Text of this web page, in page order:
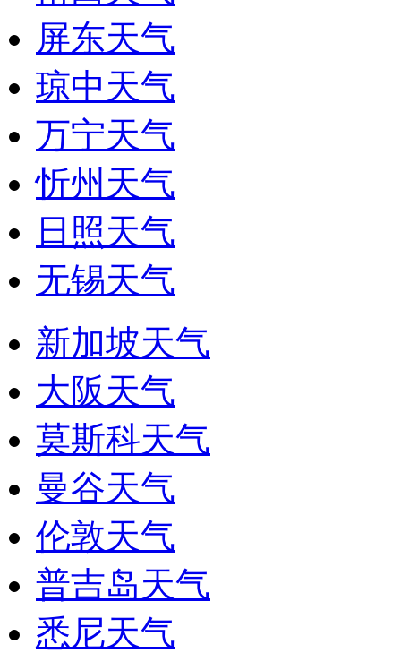
屏东天气
琼中天气
万宁天气
忻州天气
日照天气
无锡天气
新加坡天气
大阪天气
莫斯科天气
曼谷天气
伦敦天气
普吉岛天气
悉尼天气